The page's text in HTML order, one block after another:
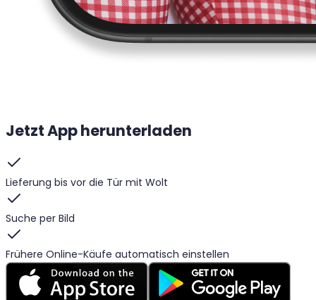
Jetzt App herunterladen
Lieferung bis vor die Tür mit Wolt
Suche per Bild
Frühere Online-Käufe automatisch einstellen